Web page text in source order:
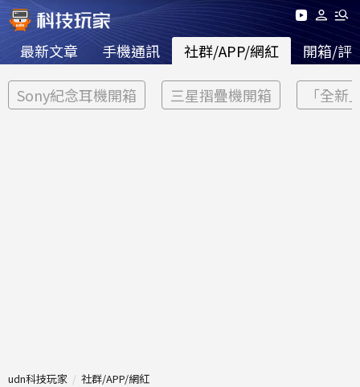
最新文章 手機通訊 社群/APP/網紅 開箱/評
Sony紀念耳機開箱 三星摺疊機開箱 「全新
udn科技玩家 社群/APP/網紅